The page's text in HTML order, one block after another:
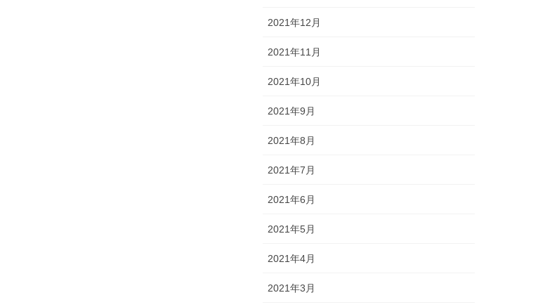
2021年12月
2021年11月
2021年10月
2021年9月
2021年8月
2021年7月
2021年6月
2021年5月
2021年4月
2021年3月